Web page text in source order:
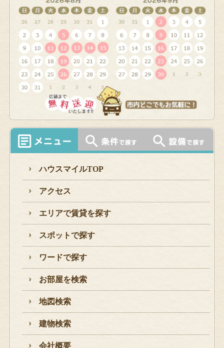
ハウスマイルTOP
アクセス
エリアで賃貸を探す
スポットで探す
ワードで探す
お部屋を検索
地図検索
建物検索
会社概要